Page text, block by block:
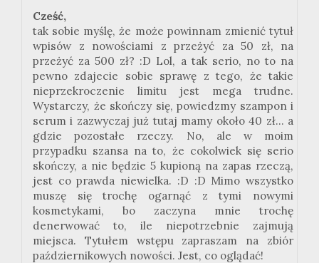
Cześć,
tak sobie myślę, że może powinnam zmienić tytuł
wpisów z nowościami z przeżyć za 50 zł, na
przeżyć za 500 zł? :D Lol, a tak serio, no to na
pewno zdajecie sobie sprawę z tego, że takie
nieprzekroczenie limitu jest mega trudne.
Wystarczy, że skończy się, powiedzmy szampon i
serum i zazwyczaj już tutaj mamy około 40 zł... a
gdzie pozostałe rzeczy. No, ale w moim
przypadku szansa na to, że cokolwiek się serio
skończy, a nie będzie 5 kupioną na zapas rzeczą,
jest co prawda niewielka. :D :D Mimo wszystko
muszę się trochę ogarnąć z tymi nowymi
kosmetykami, bo zaczyna mnie trochę
denerwować to, ile niepotrzebnie zajmują
miejsca. Tytułem wstępu zapraszam na zbiór
październikowych nowości. Jest, co oglądać!